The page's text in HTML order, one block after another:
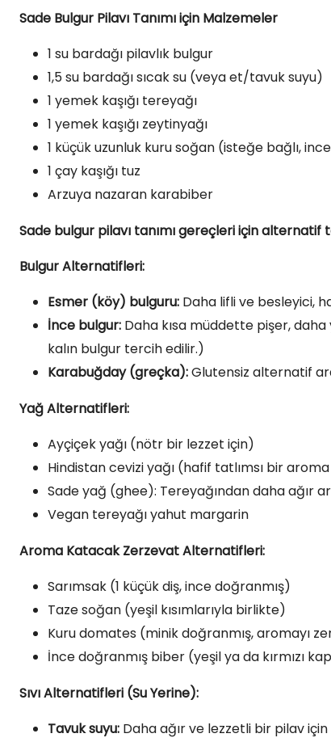
Sade Bulgur Pilavı Tanımı için Malzemeler
1 su bardağı pilavlık bulgur
1,5 su bardağı sıcak su (veya et/tavuk suyu)
1 yemek kaşığı tereyağı
1 yemek kaşığı zeytinyağı
1 küçük uzunluk kuru soğan (isteğe bağlı,
1 çay kaşığı tuz
Arzuya nazaran karabiber
Sade bulgur pilavı tanımı gereçleri için alternatif
Bulgur Alternatifleri:
Esmer (köy) bulguru: Daha lifli ve besleyici,
İnce bulgur: Daha kısa müddette pişer,
kalın bulgur tercih edilir.)
Karabuğday (greçka):Glutensiz alternatif
Yağ Alternatifleri:
Ayçiçek yağı (nötr bir lezzet için)
Hindistan cevizi yağı (hafif tatlımsı bir
Sade yağ (ghee): Tereyağından daha ağır
Vegan tereyağı yahut margarin
Aroma Katacak Zerzevat Alternatifleri:
Sarımsak (1 küçük diş, ince doğranmış)
Taze soğan (yeşil kısımlarıyla birlikte)
Kuru domates (minik doğranmış, aromayı
İnce doğranmış biber (yeşil ya da kırmızı
Sıvı Alternatifleri (Su Yerine):
Tavuk suyu: Daha ağır ve lezzetli bir pilav için